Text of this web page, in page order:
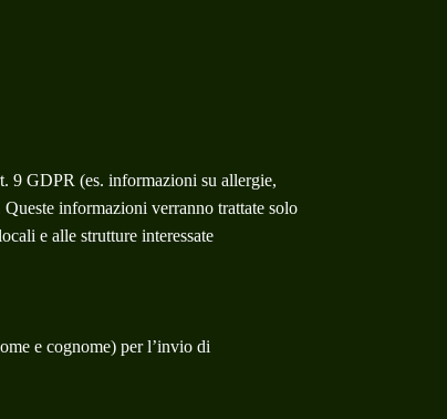
9 GDPR (es. informazioni su allergie,
informazioni verranno trattate solo
e alle strutture interessate
e cognome) per l’invio di